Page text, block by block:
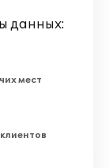
данных:
мест